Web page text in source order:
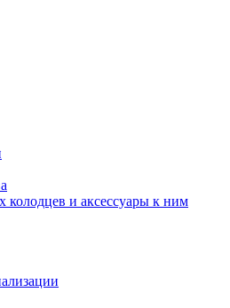
колодцев и аксессуары к ним